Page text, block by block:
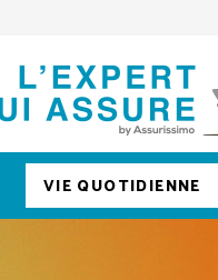
VIE QUOTIDIENNE